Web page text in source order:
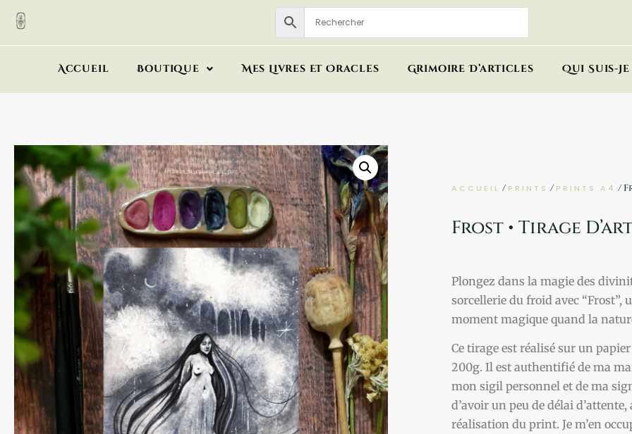
Accueil Boutique Mes Livres Et Oracles Grimoire D’articles Qui Suis-Je
ACCUEIL / PRINTS / PRINTS A4 /
Frost • Tirage
Plongez dans la magie des
sorcellerie du froid avec “Frost”,
moment magique quand la
Ce tirage est réalisé sur un
200g. Il est authentifié de ma
mon sigil personnel et de ma
d’avoir un peu de délai
réalisation du print. Je m’en